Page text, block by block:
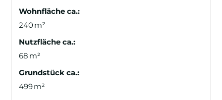
Wohnfläche ca.:
240 m²
Nutzfläche ca.:
68 m²
Grund­stück ca.:
499 m²